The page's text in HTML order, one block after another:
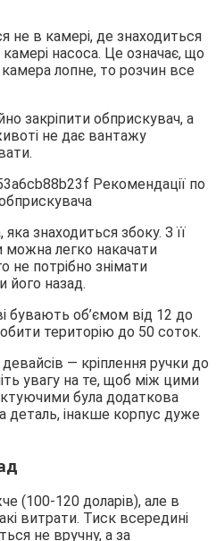
не в камері, де знаходиться
насоса. Це означає, що
лопне, то розчин все
закріпити обприскувач, а
не дає вантажу
знаходиться збоку. З її
легко накачати
не потрібно знімати
його назад.
бувають об’ємом від 12 до
територію до 50 соток.
— кріплення ручки до
увагу на те, щоб між цими
була додаткова
деталь, інакше корпус дуже
(100-120 доларів), але в
витрати. Тиск всередині
не вручну, а за